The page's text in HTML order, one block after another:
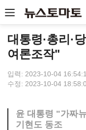
대통령·총리·
여론조작"
입력: 2023-10-04
수정: 2023-10-04
윤 대통령 "가짜
기현도 동조